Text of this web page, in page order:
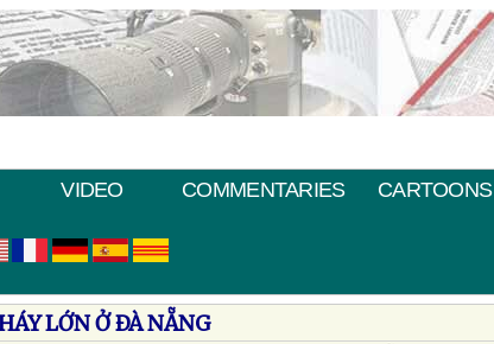
VIDEO COMMENTARIES CARTOONS
LỚN Ở ÐÀ NẴNG